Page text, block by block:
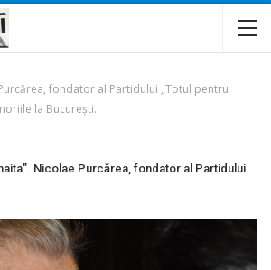
fondator al Partidului „Totul pentru
la Bucureşti.
Nicolae Purcărea, fondator al Partidului